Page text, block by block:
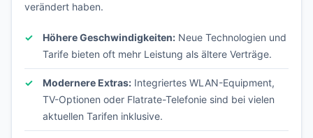
verändert haben.
Höhere Geschwindigkeiten: Neue Technologien und
Tarife bieten oft mehr Leistung als ältere Verträge.
Modernere Extras: Integriertes WLAN-Equipment,
TV-Optionen oder Flatrate-Telefonie sind bei vielen
aktuellen Tarifen inklusive.